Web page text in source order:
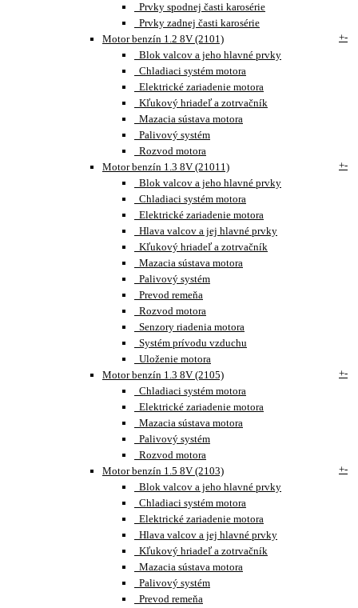
Prvky spodnej časti karosérie
Prvky zadnej časti karosérie
Motor benzín 1.2 8V (2101)
+-
Blok valcov a jeho hlavné prvky
Chladiaci systém motora
Elektrické zariadenie motora
Kľukový hriadeľ a zotrvačník
Mazacia sústava motora
Palivový systém
Rozvod motora
Motor benzín 1.3 8V (21011)
+-
Blok valcov a jeho hlavné prvky
Chladiaci systém motora
Elektrické zariadenie motora
Hlava valcov a jej hlavné prvky
Kľukový hriadeľ a zotrvačník
Mazacia sústava motora
Palivový systém
Prevod remeňa
Rozvod motora
Senzory riadenia motora
Systém prívodu vzduchu
Uloženie motora
Motor benzín 1.3 8V (2105)
+-
Chladiaci systém motora
Elektrické zariadenie motora
Mazacia sústava motora
Palivový systém
Rozvod motora
Motor benzín 1.5 8V (2103)
+-
Blok valcov a jeho hlavné prvky
Chladiaci systém motora
Elektrické zariadenie motora
Hlava valcov a jej hlavné prvky
Kľukový hriadeľ a zotrvačník
Mazacia sústava motora
Palivový systém
Prevod remeňa